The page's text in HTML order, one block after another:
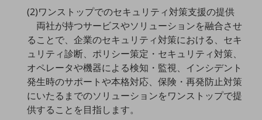
データ通信製品
ドコモケータイ
5G対応ホームルーター
通信モジュール製品
衛星携帯電話
(2)ワンストップでのセキュリティ対策支援の提供
両社が持つサービスやソリューションを融合させ
ることで、企業のセキュリティ対策における、セキ
ュリティ診断、ポリシー策定・セキュリティ対策、
オペレータや機器による検知・監視、インシデント
発生時のサポートや本格対応、保険・再発防止対策
にいたるまでのソリューションをワンストップで提
供することを目指します。